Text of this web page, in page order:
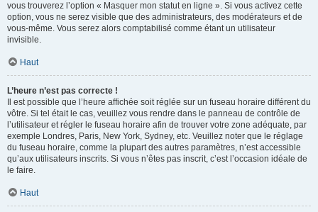
vous trouverez l’option « Masquer mon statut en ligne ». Si vous activez cette
option, vous ne serez visible que des administrateurs, des modérateurs et de
vous-même. Vous serez alors comptabilisé comme étant un utilisateur
invisible.
Haut
L’heure n’est pas correcte !
Il est possible que l’heure affichée soit réglée sur un fuseau horaire différent du
vôtre. Si tel était le cas, veuillez vous rendre dans le panneau de contrôle de
l’utilisateur et régler le fuseau horaire afin de trouver votre zone adéquate, par
exemple Londres, Paris, New York, Sydney, etc. Veuillez noter que le réglage
du fuseau horaire, comme la plupart des autres paramètres, n’est accessible
qu’aux utilisateurs inscrits. Si vous n’êtes pas inscrit, c’est l’occasion idéale de
le faire.
Haut